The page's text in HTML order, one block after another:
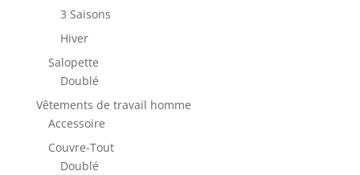
3 Saisons
Hiver
Salopette
Doublé
Vêtements de travail homme
Accessoire
Couvre-Tout
Doublé